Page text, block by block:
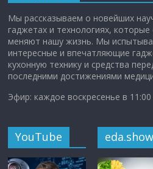
Мы рассказываем о новейших
гаджетах и технологиях,
меняют нашу жизнь. Мы
интересные и впечатляющие
кухонную технику и средства
последними достижениями
Эфир: каждое воскресенье в
YouTube eda.show